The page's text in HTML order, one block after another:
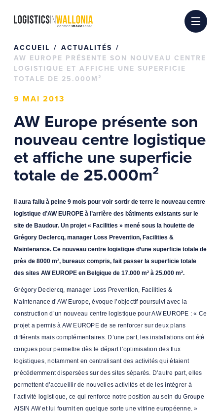
ACCUEIL
ACTUALITÉS
AW EUROPE PRÉSENTE SON NOUVEAU CENTRE
LOGISTIQUE ET AFFICHE UNE SUPERFICIE
TOTALE DE 25.000M²
9 MAI 2013
AW Europe présente son
nouveau centre logistique
et affiche une superficie
totale de 25.000m²
Il aura fallu à peine 9 mois pour voir sortir de terre le nouveau centre
logistique d’AW EUROPE à l’arrière des bâtiments existants sur le
site de Baudour. Un projet « Facilities » mené sous la houlette de
Grégory Declercq, manager Loss Prevention, Facilities &
Maintenance. Ce nouveau centre logistique d’une superficie totale de
près de 8000 m², bureaux compris, fait passer la superficie totale
des sites AW EUROPE en Belgique de 17.000 m² à 25.000 m².
Grégory Declercq, manager Loss Prevention, Facilities &
Maintenance d’AW Europe, évoque l’objectif poursuivi avec la
construction d’un nouveau centre logistique pour AW EUROPE : « Ce
projet a permis à AW EUROPE de se renforcer sur deux plans
différents mais complémentaires. D’une part, les installations ont été
conçues pour permettre dès le départ l’optimisation des flux
logistiques, notamment en centralisant des activités qui étaient
précédemment dispersées sur des sites séparés. D’autre part, elles
permettent d’accueillir de nouvelles activités et de les intégrer à
l’activité logistique, ce qui renforce notre position au sein du Groupe
AISIN AW et lui fournit en quelque sorte une vitrine européenne. »